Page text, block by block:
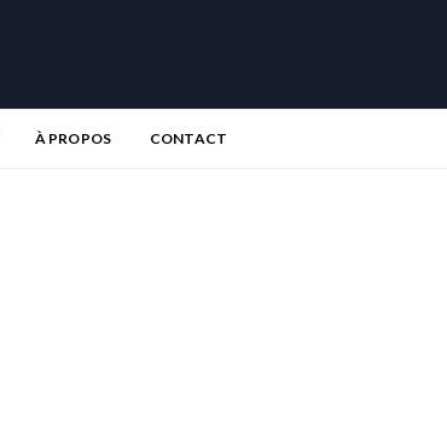
À PROPOS CONTACT